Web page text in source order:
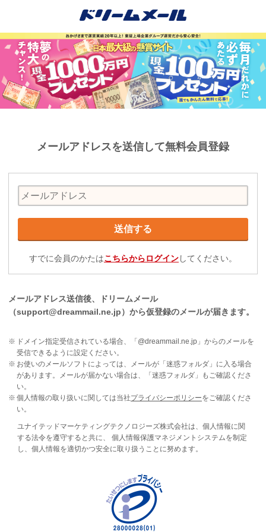
メールアドレスを送信して無料会員登録
すでに会員のかたはこちらからログインしてください。
メールアドレス送信後、ドリームメール
（support@dreammail.ne.jp）から仮登録のメールが届きます。
ドメイン指定受信されている場合、「@dreammail.ne.jp」からのメールを
受信できるように設定ください。
お使いのメールソフトによっては、メールが「迷惑フォルダ」に入る場合
があります。メールが届かない場合は、「迷惑フォルダ」もご確認くださ
い。
個人情報の取り扱いに関しては当社プライバシーポリシーをご確認くださ
い。
ユナイテッドマーケティングテクノロジーズ株式会社は、個人情報に関
する法令を遵守すると共に、 個人情報保護マネジメントシステムを制定
し、個人情報を適切かつ安全に取り扱うことに努めます。